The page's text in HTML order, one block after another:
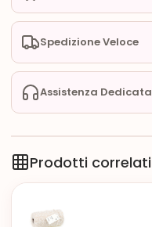
Spedizione Veloce
Assistenza Dedicata
Prodotti correlati